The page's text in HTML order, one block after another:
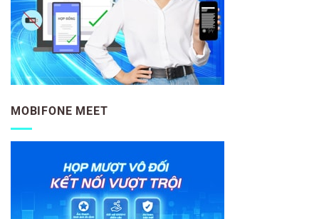
MOBIFONE MEET